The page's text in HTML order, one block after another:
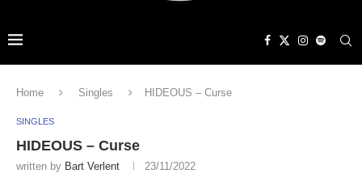
Home Singles HIDEOUS – Curse
SINGLES
HIDEOUS – Curse
written by Bart Verlent 23/11/2022